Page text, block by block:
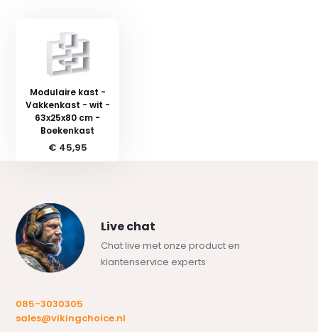
Modulaire kast -
Vakkenkast - wit -
63x25x80 cm -
Boekenkast
€ 45,95
Live chat
Chat live met onze product en
klantenservice experts
085-3030305
sales@vikingchoice.nl